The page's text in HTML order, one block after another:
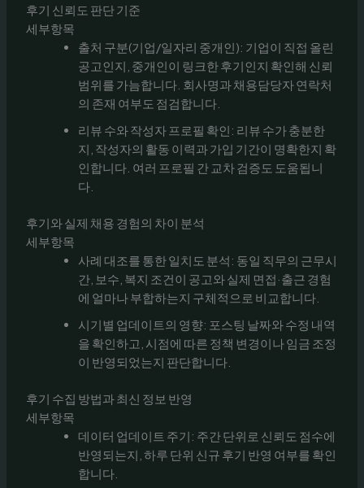
후기 신뢰도 판단 기준
세부항목
출처 구분(기업/일자리 중개인): 기업이 직접 올린
공고인지, 중개인이 링크한 후기인지 확인해 신뢰
범위를 가늠합니다. 회사명과 채용담당자 연락처
의 존재 여부도 점검합니다.
리뷰 수와 작성자 프로필 확인: 리뷰 수가 충분한
지, 작성자의 활동 이력과 가입 기간이 명확한지 확
인합니다. 여러 프로필 간 교차 검증도 도움됩니
다.
후기와 실제 채용 경험의 차이 분석
세부항목
사례 대조를 통한 일치도 분석: 동일 직무의 근무시
간, 보수, 복지 조건이 공고와 실제 면접·출근 경험
에 얼마나 부합하는지 구체적으로 비교합니다.
시기별 업데이트의 영향: 포스팅 날짜와 수정 내역
을 확인하고, 시점에 따른 정책 변경이나 임금 조정
이 반영되었는지 판단합니다.
후기 수집 방법과 최신 정보 반영
세부항목
데이터 업데이트 주기: 주간 단위로 신뢰도 점수에
반영되는지, 하루 단위 신규 후기 반영 여부를 확인
합니다.